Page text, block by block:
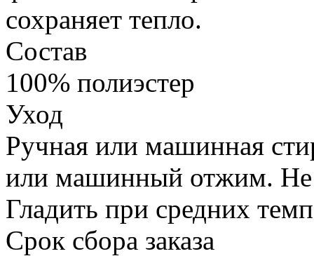
сохраняет тепло.
Состав
100% полиэстер
Уход
Ручная или машинная
или машинный отжим.
Гладить при средних
Срок сбора заказа